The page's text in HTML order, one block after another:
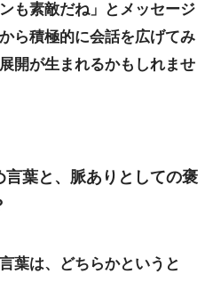
も素敵だね」とメッセージ
ら積極的に会話を広げてみ
開が生まれるかもしれませ
言葉と、脈ありとしての褒
葉は、どちらかというと